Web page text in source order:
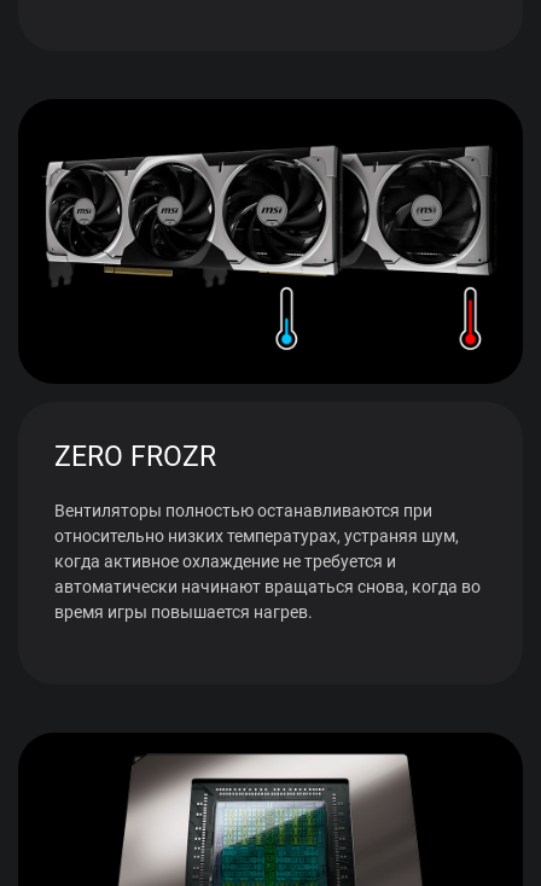
ZERO FROZR
Вентиляторы полностью останавливаются при
относительно низких температурах, устраняя шум,
когда активное охлаждение не требуется и
автоматически начинают вращаться снова, когда во
время игры повышается нагрев.